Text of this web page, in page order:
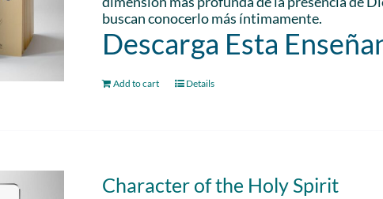
buscan conocerlo más íntimamente.
Descarga Esta
Add to cart Details
Character of the Holy Spirit